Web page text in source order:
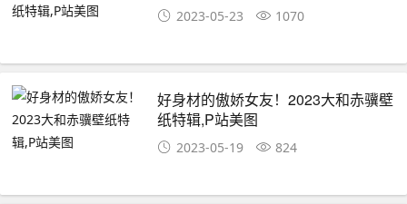
2023-05-23 1070
好身材的傲娇女友！2023大和赤骥壁
纸特辑,P站美图
2023-05-19 824